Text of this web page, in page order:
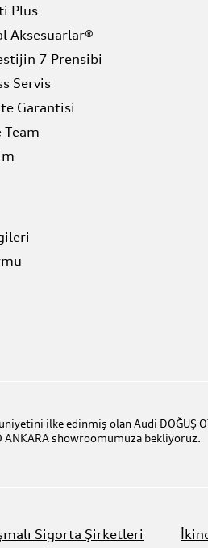
Plus
Aksesuarlar®
7 Prensibi
Servis
Garantisi
Team
ilke edinmiş olan Audi DOĞUŞ
ANKARA showroomumuza bekliyoruz.
Sigorta Şirketleri